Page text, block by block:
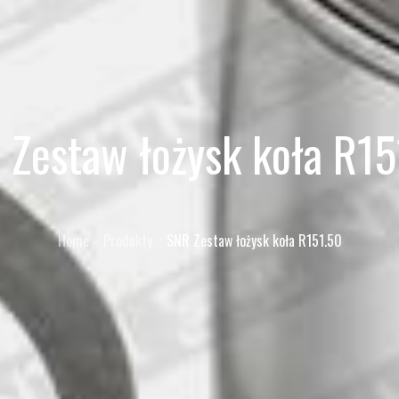
łożysk koła
Home SNR Zestaw łożysk koła R151.50